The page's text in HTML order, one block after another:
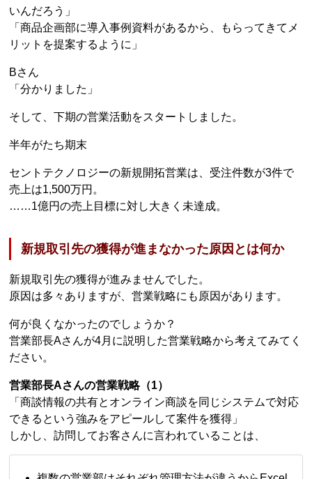
いんだろう」
「商品企画部に導入事例資料があるから、もらってきてメ
リットを提案するように」
Bさん
「分かりました」
そして、下期の営業活動をスタートしました。
半年がたち期末
セントテクノロジーの新規開拓営業は、受注件数が3件で
売上は1,500万円。
……1億円の売上目標に対し大きく未達成。
新規取引先の獲得が進まなかった原因とは何か
新規取引先の獲得が進みませんでした。
原因は多々ありますが、営業戦略にも原因があります。
何が良くなかったのでしょうか？
営業部長Aさんが4月に説明した営業戦略から考えてみてく
ださい。
営業部長Aさんの営業戦略（1）
「商談情報の共有とオンライン商談を同じシステムで対応
できるという強みをアピールして案件を獲得」
しかし、訪問してお客さんに言われていることは、